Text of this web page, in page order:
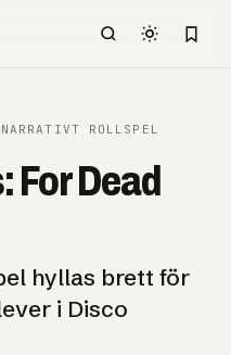
ROLLSPEL
For Dead
hyllas brett för
i Disco